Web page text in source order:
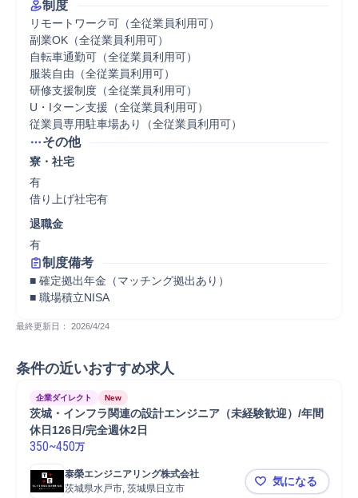
制度
リモートワーク可（全従業員利用可）
副業OK（全従業員利用可）
自転車通勤可（全従業員利用可）
服装自由（全従業員利用可）
研修支援制度（全従業員利用可）
U・Iターン支援（全従業員利用可）
従業員専用駐車場あり（全従業員利用可）
その他
寮・社宅
有
借り上げ社宅有
退職金
有
制度備考
■ 確定拠出年金（マッチング拠出あり）
■ 職場積立NISA
最終更新日： 2026/4/24
条件の近いおすすめ求人
企業ダイレクト New
茨城・インフラ関連の設計エンジニア（未経験歓迎）/年間
休日126日/完全週休2日
350~450万
泰榮エンジニアリング株式会社
茨城県水戸市, 茨城県日立市
茨城・イン
気になる